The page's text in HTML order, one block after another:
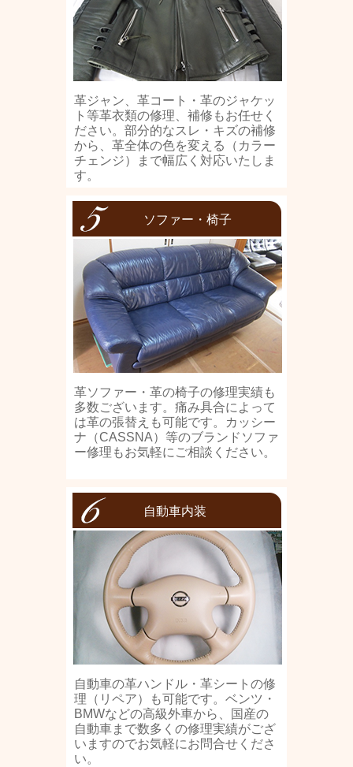
革ジャン、革コート・革のジャケッ
ト等革衣類の修理、補修もお任せく
ださい。部分的なスレ・キズの補修
から、革全体の色を変える（カラー
チェンジ）まで幅広く対応いたしま
す。
ソファー・椅子
革ソファー・革の椅子の修理実績も
多数ございます。痛み具合によって
は革の張替えも可能です。カッシー
ナ（CASSNA）等のブランドソファ
ー修理もお気軽にご相談ください。
自動車内装
自動車の革ハンドル・革シートの修
理（リペア）も可能です。ベンツ・
BMWなどの高級外車から、国産の
自動車まで数多くの修理実績がござ
いますのでお気軽にお問合せくださ
い。